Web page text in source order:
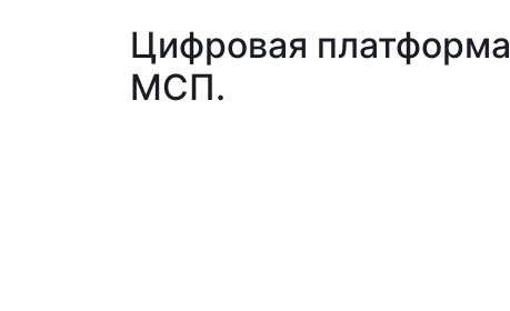
Цифровая платформа
МСП.